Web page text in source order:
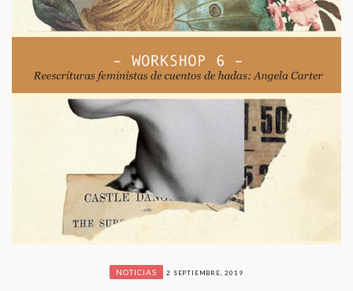
NOTICIAS 2 SEPTIEMBRE, 2019